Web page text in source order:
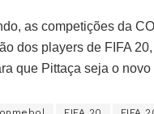
as competições da
dos players de FIFA
que Pittaça seja o